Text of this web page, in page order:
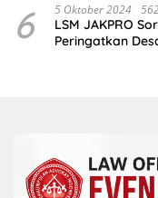
6 5 Oktober 2024
LSM JAKPRO
Peringatkan